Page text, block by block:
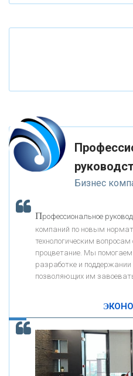
«ФК ОТКРЫТИЕ»
«ЗАПСИБКОМБАНК»
«РОСЕВРОБАНК»
«ПРЕСС-СЛУЖБА
«АВТОГРАДБАНК»
ОНАС
КОНТАКТЫ
К ак Система
Бизнес
Профессиональное
компаний по новым
технологическим вопросам
процветание. Мы
разработке и
позволяющих им